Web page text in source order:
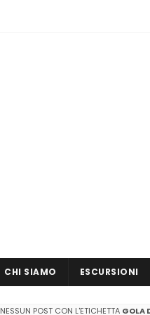
CHI SIAMO ESCURSIONI
NESSUN POST CON L'ETICHETTA GOLA